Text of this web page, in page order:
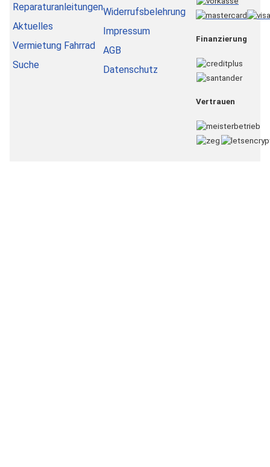
Reparaturanleitungen
Aktuelles
Vermietung Fahrrad
Suche
Widerrufsbelehrung
Impressum
AGB
Datenschutz
Finanzierung
Vertrauen